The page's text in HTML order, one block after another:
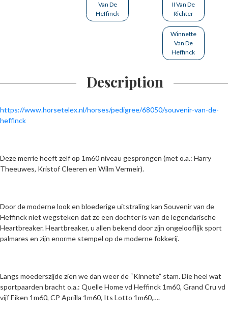
Van De
Heffinck
II Van De
Richter
Winnette
Van De
Heffinck
Description
https://www.horsetelex.nl/horses/pedigree/68050/souvenir-van-de-
heffinck
Deze merrie heeft zelf op 1m60 niveau gesprongen (met o.a.: Harry
Theeuwes, Kristof Cleeren en Wilm Vermeir).
Door de moderne look en bloederige uitstraling kan Souvenir van de
Heffinck niet wegsteken dat ze een dochter is van de legendarische
Heartbreaker. Heartbreaker, u allen bekend door zijn ongelooflijk sport
palmares en zijn enorme stempel op de moderne fokkerij.
Langs moederszijde zien we dan weer de “Kinnete” stam. Die heel wat
sportpaarden bracht o.a.: Quelle Home vd Heffinck 1m60, Grand Cru vd
vijf Eiken 1m60, CP Aprilla 1m60, Its Lotto 1m60,….